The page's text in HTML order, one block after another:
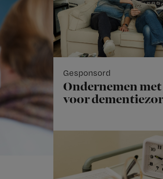
Gesponsord
Ondernemen
voor